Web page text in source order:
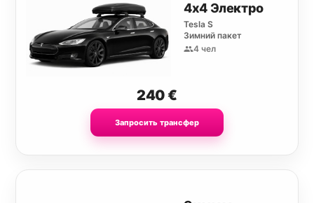
4х4 Электро
Tesla S
Зимний пакет
4 чел
240€
Запросить трансфер